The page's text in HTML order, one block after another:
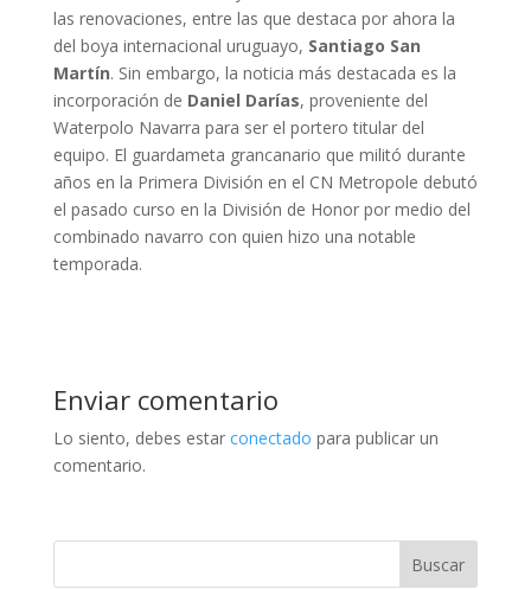
las renovaciones, entre las que destaca por ahora la
del boya internacional uruguayo, Santiago San
Martín. Sin embargo, la noticia más destacada es la
incorporación de Daniel Darías, proveniente del
Waterpolo Navarra para ser el portero titular del
equipo. El guardameta grancanario que militó durante
años en la Primera División en el CN Metropole debutó
el pasado curso en la División de Honor por medio del
combinado navarro con quien hizo una notable
temporada.
Enviar comentario
Lo siento, debes estar conectado para publicar un
comentario.